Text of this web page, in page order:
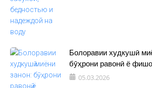
Болоравии худкушӣ
бӯҳрони равонӣ ё
05.03.2026